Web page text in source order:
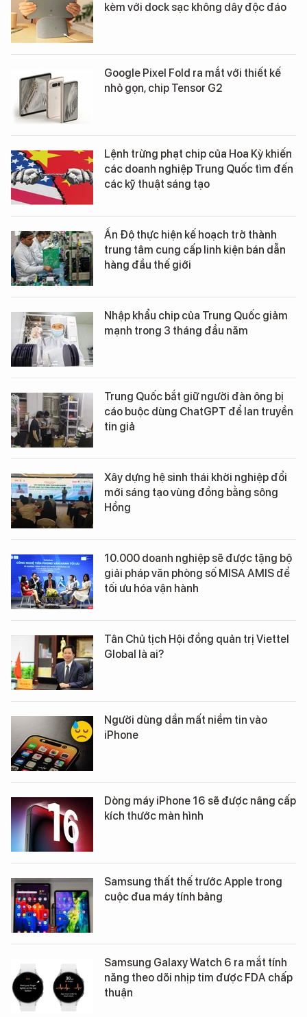
kèm với dock sạc không dây độc đáo
Google Pixel Fold ra mắt với thiết kế
nhỏ gọn, chip Tensor G2
Lệnh trừng phạt chip của Hoa Kỳ khiến
các doanh nghiệp Trung Quốc tìm đến
các kỹ thuật sáng tạo
Ấn Độ thực hiện kế hoạch trở thành
trung tâm cung cấp linh kiện bán dẫn
hàng đầu thế giới
Nhập khẩu chip của Trung Quốc giảm
mạnh trong 3 tháng đầu năm
Trung Quốc bắt giữ người đàn ông bị
cáo buộc dùng ChatGPT để lan truyền
tin giả
Xây dựng hệ sinh thái khởi nghiệp đổi
mới sáng tạo vùng đồng bằng sông
Hồng
10.000 doanh nghiệp sẽ được tặng bộ
giải pháp văn phòng số MISA AMIS để
tối ưu hóa vận hành
Tân Chủ tịch Hội đồng quản trị Viettel
Global là ai?
Người dùng dần mất niềm tin vào
iPhone
Dòng máy iPhone 16 sẽ được nâng cấp
kích thước màn hình
Samsung thất thế trước Apple trong
cuộc đua máy tính bảng
Samsung Galaxy Watch 6 ra mắt tính
năng theo dõi nhịp tim được FDA chấp
thuận